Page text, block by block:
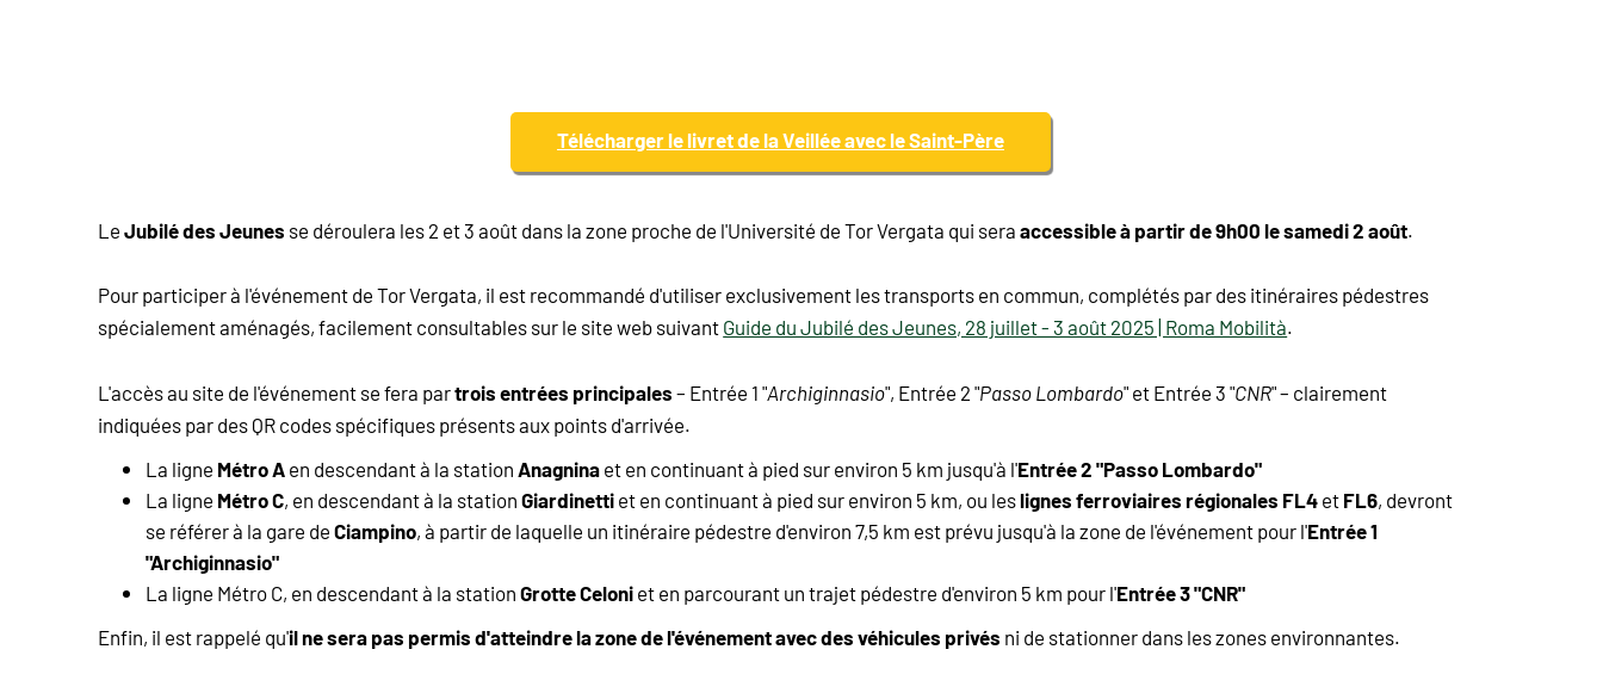
Télécharger le livret de la Veillée avec le Saint-Père
LeJubilé des Jeunes se déroulera les 2 et 3 août dans la zone proche de l'Université de Tor Vergata qui seraaccessible à partir de 9h00 le samedi 2 août.
Pour participer à l'événement de Tor Vergata, il est recommandé d'utiliser exclusivement les transports en commun, complétés par des itinéraires pédestres
spécialement aménagés, facilement consultables sur le site web suivantGuide du Jubilé des Jeunes, 28 juillet - 3 août 2025 | Roma Mobilità.
L'accès au site de l'événement se fera partrois entrées principales– Entrée 1 "Archiginnasio", Entrée 2 "Passo Lombardo" et Entrée 3 "CNR" – clairement
indiquées par des QR codes spécifiques présents aux points d'arrivée.
La ligne Métro Aen descendant à la stationAnagninaet en continuant à pied sur environ 5 km jusqu'à l'Entrée 2 "Passo Lombardo"
La ligne Métro C, en descendant à la stationGiardinettiet en continuant à pied sur environ 5 km, ou leslignes ferroviaires régionales FL4etFL6, devront
se référer à la gare deCiampino, à partir de laquelle un itinéraire pédestre d'environ 7,5 km est prévu jusqu'à la zone de l'événement pour l'Entrée 1
"Archiginnasio"
La ligne Métro C, en descendant à la stationGrotte Celoniet en parcourant un trajet pédestre d'environ 5 km pour l'Entrée 3 "CNR"
Enfin, il est rappelé qu'il ne sera pas permis d'atteindre la zone de l'événement avec des véhicules privés ni de stationner dans les zones environnantes.